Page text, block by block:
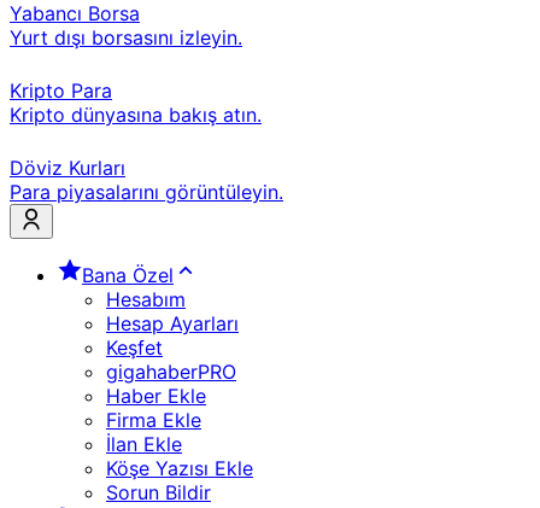
Yabancı Borsa
Yurt dışı borsasını izleyin.
Kripto Para
Kripto dünyasına bakış atın.
Döviz Kurları
Para piyasalarını görüntüleyin.
Bana Özel
Hesabım
Hesap Ayarları
Keşfet
gigahaberPRO
Haber Ekle
Firma Ekle
İlan Ekle
Köşe Yazısı Ekle
Sorun Bildir